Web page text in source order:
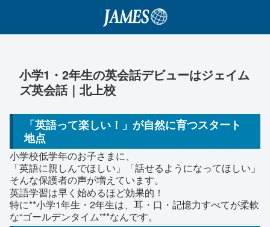
小学1・2年生の英会話デビューはジェイム
ズ英会話｜北上校
「英語って楽しい！」が自然に育つスタート
地点
小学校低学年のお子さまに、
「英語に親しんでほしい」「話せるようになってほしい」
そんな保護者の声が増えています。
英語学習は早く始めるほど効果的！
特に**小学1年生・2年生は、耳・口・記憶力すべてが柔軟
な“ゴールデンタイム”**なんです。